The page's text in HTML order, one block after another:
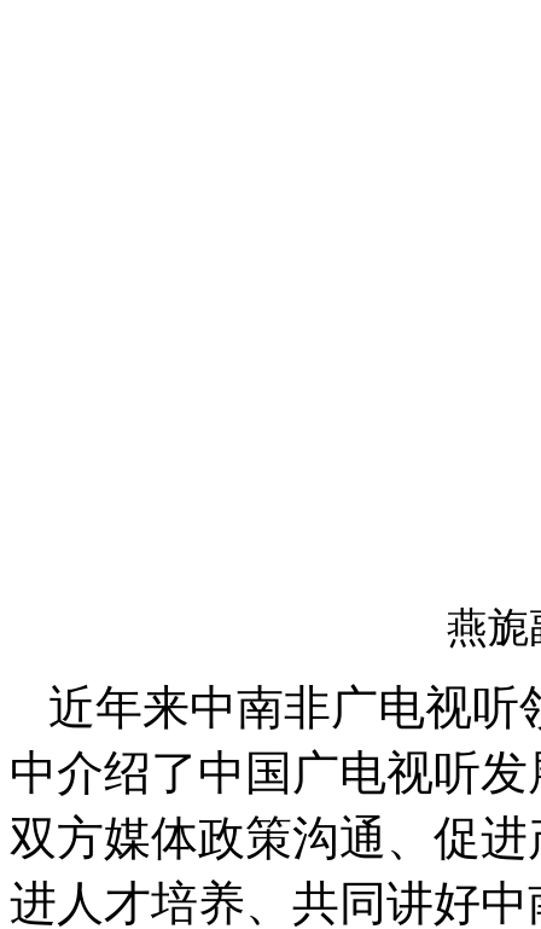
燕旎
近年来中南非广电视听
中介绍了中国广电视听
双方媒体政策沟通、促
进人才培养、共同讲好